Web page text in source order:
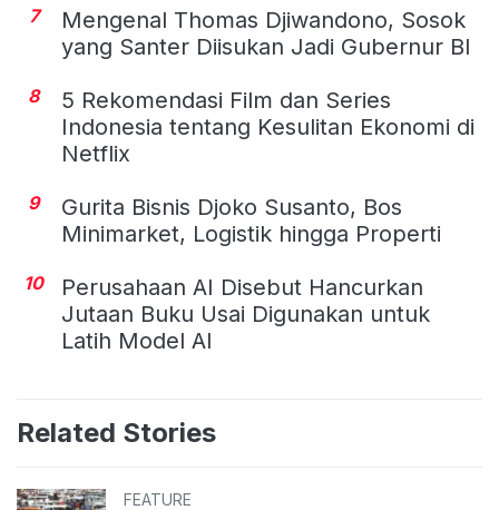
7
Mengenal Thomas Djiwandono, Sosok
yang Santer Diisukan Jadi Gubernur BI
8
5 Rekomendasi Film dan Series
Indonesia tentang Kesulitan Ekonomi di
Netflix
9
Gurita Bisnis Djoko Susanto, Bos
Minimarket, Logistik hingga Properti
10
Perusahaan AI Disebut Hancurkan
Jutaan Buku Usai Digunakan untuk
Latih Model AI
Related Stories
FEATURE